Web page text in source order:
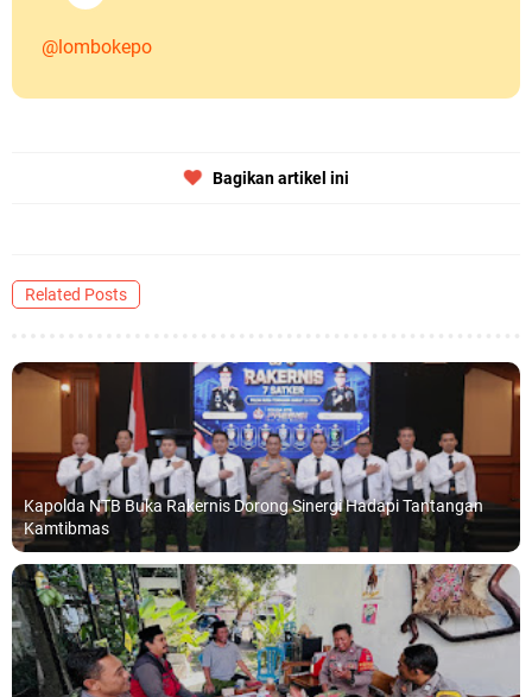
@lombokepo
Bagikan artikel ini
Related Posts
Kapolda NTB Buka Rakernis Dorong Sinergi Hadapi Tantangan
Kamtibmas